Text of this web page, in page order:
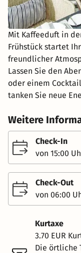
Mit Kaffeeduft in
Frühstück startet
freundlicher
Lassen Sie den
oder einem
tanken Sie neue
Weitere
Check-In
von 15:00
Check-Out
von 06:00
Kurtaxe
3.70 EUR
Die örtliche